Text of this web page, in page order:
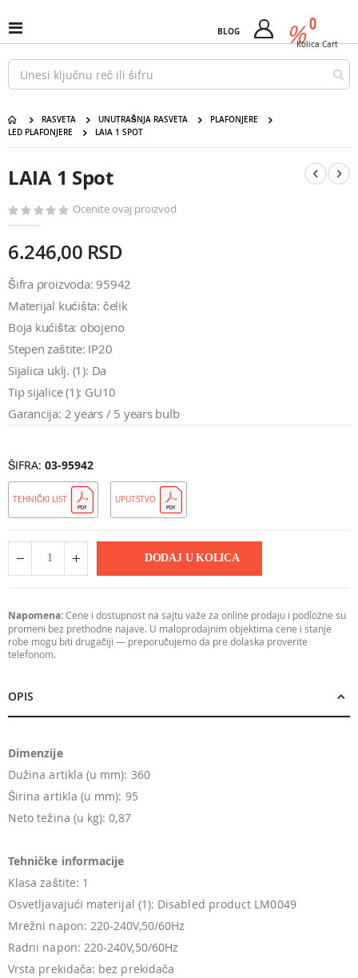
na
sadržaj
Uključi
/
isključi
Nav
BLOG %
Cart 0
Kolica Cart
RASVETA UNUTRAŠNJA RASVETA
PLAFONJERE
LED PLAFONJERE
LAIA 1 SPOT
galerije
početak
galerije
LAIA 1 Spot
Ocenite ovaj proizvod
6.246,00 RSD
Šifra proizvoda: 95942
Materijal kućišta: čelik
Boja kućišta: obojeno
Stepen zaštite: IP20
Sijalica uklj. (1): Da
Tip sijalice (1): GU10
Garancija: 2 years / 5 years bulb
ŠIFRA 03-95942
TEHNIČKI LIST UPUTSTVO
DODAJ U KOLICA
Napomena:Cene i dostupnost na sajtu važe za online prodaju i podložne su
promeni bez prethodne najave. U maloprodajnim objektima cene i stanje
robe mogu biti drugačiji — preporučujemo da pre dolaska proverite
telefonom.
OPIS
Dimenzije
Dužina artikla (u mm): 360
Širina artikla (u mm): 95
Neto težina (u kg): 0,87
Tehničke informacije
Klasa zaštite: 1
Osvetljavajući materijal (1): Disabled product LM0049
Mrežni napon: 220-240V,50/60Hz
Radni napon: 220-240V,50/60Hz
Vrsta prekidača: bez prekidača